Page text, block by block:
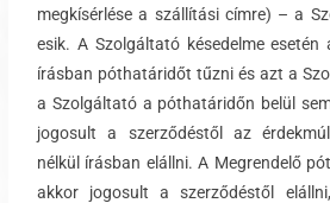
megkísérlése a szállítási címre) – a
esik. A Szolgáltató késedelme esetén
írásban póthatáridőt tűzni és azt a
a Szolgáltató a póthatáridőn belül
jogosult a szerződéstől az
nélkül írásban elállni. A Megrendelő
akkor jogosult a szerződéstől